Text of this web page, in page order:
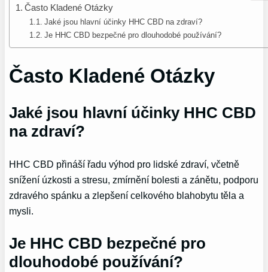
Často Kladené Otázky
Jaké jsou hlavní účinky HHC CBD na zdraví?
Je HHC CBD bezpečné pro dlouhodobé používání?
Často Kladené Otázky
Jaké jsou hlavní účinky HHC CBD
na zdraví?
HHC CBD přináší řadu výhod pro lidské zdraví, včetně
snížení úzkosti a stresu, zmírnění bolesti a zánětu, podporu
zdravého spánku a zlepšení celkového blahobytu těla a
mysli.
Je HHC CBD bezpečné pro
dlouhodobé používání?